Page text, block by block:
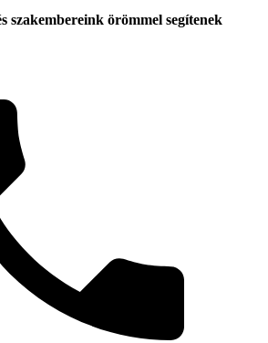
szakembereink örömmel segítenek